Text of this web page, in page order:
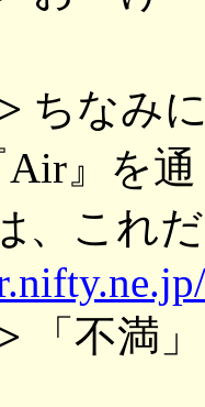
ちなみ
Air』を
、これ
「不満